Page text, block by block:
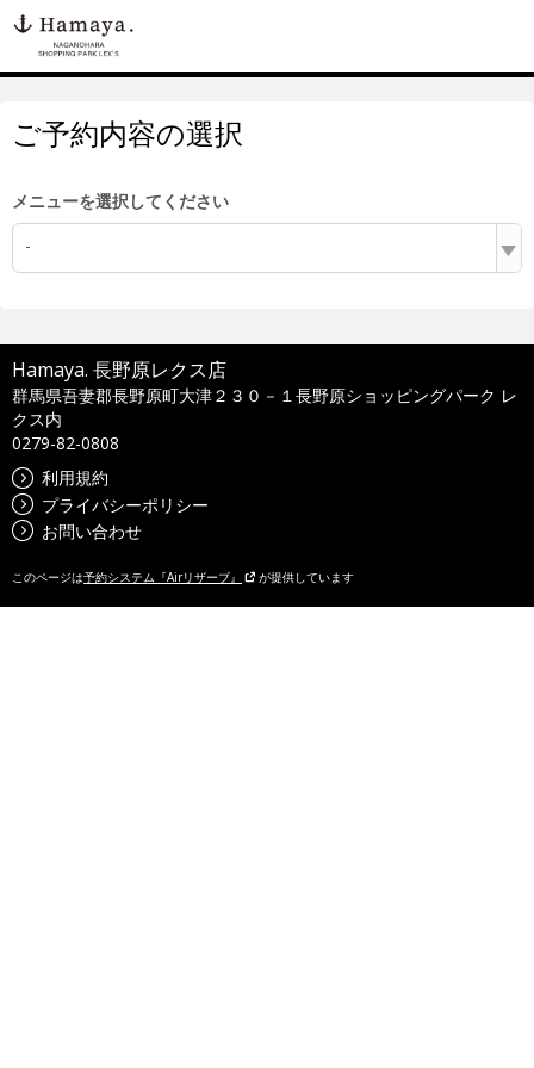
ご予約内容の選択
メニューを選択してください
-
Hamaya. 長野原レクス店
群馬県吾妻郡長野原町大津２３０－１長野原ショッピングパーク レ
クス内
0279-82-0808
利用規約
プライバシーポリシー
お問い合わせ
このページは予約システム『Airリザーブ』 が提供しています